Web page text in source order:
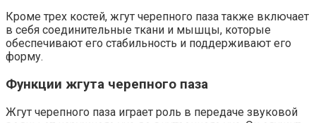
Кроме трех костей, жгут черепного паза также включает
в себя соединительные ткани и мышцы, которые
обеспечивают его стабильность и поддерживают его
форму.
Функции жгута черепного паза
Жгут черепного паза играет роль в передаче звуковой